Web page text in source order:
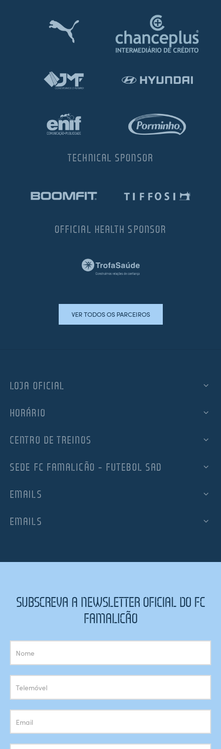
TECHNICAL SPONSOR
OFFICIAL HEALTH SPONSOR
VER TODOS OS PARCEIROS
LOJA OFICIAL
HORÁRIO
CENTRO DE TREINOS
SEDE FC FAMALICÃO – FUTEBOL SAD
EMAILS
EMAILS
SUBSCREVA A NEWSLETTER OFICIAL DO FC
FAMALICÃO
Subscrição
Newsletter